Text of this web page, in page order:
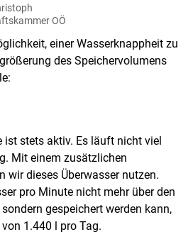
OÖ
einer Wasserknappheit zu
des Speichervolumens
ist stets aktiv. Es läuft nicht viel
Mit einem zusätzlichen
wir dieses Überwasser nutzen.
pro Minute nicht mehr über den
gespeichert werden kann,
1.440 l pro Tag.